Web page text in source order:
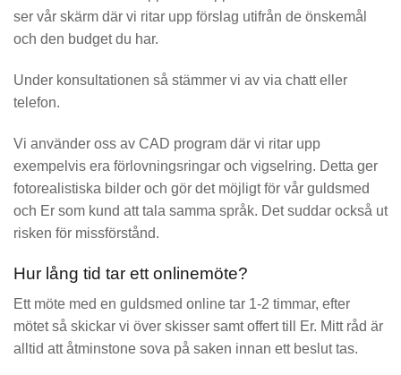
ser vår skärm där vi ritar upp förslag utifrån de önskemål
och den budget du har.
Under konsultationen så stämmer vi av via chatt eller
telefon.
Vi använder oss av CAD program där vi ritar upp
exempelvis era förlovningsringar och vigselring. Detta ger
fotorealistiska bilder och gör det möjligt för vår guldsmed
och Er som kund att tala samma språk. Det suddar också ut
risken för missförstånd.
Hur lång tid tar ett onlinemöte?
Ett möte med en guldsmed online tar 1-2 timmar, efter
mötet så skickar vi över skisser samt offert till Er. Mitt råd är
alltid att åtminstone sova på saken innan ett beslut tas.